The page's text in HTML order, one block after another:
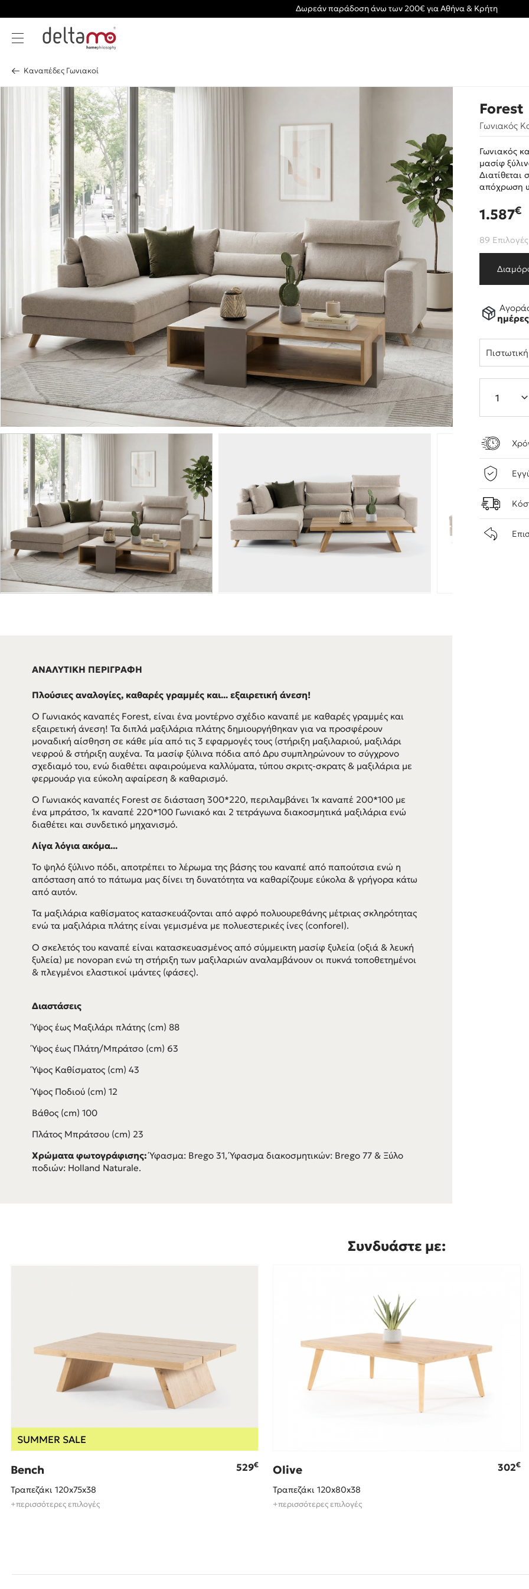
Δωρεάν παράδοση άνω των 200€ για Αθήνα & Κρήτη
Καναπέδες Γωνιακοί
ΑΝΑΛΥΤΙΚΗ ΠΕΡΙΓΡΑΦΗ
Πλούσιες αναλογίες, καθαρές γραμμές και... εξαιρετική άνεση!
Ο Γωνιακός καναπές Forest, είναι ένα μοντέρνο σχέδιο καναπέ με καθαρές γραμμές και
εξαιρετική άνεση! Τα διπλά μαξιλάρια πλάτης δημιουργήθηκαν για να προσφέρουν
μοναδική αίσθηση σε κάθε μία από τις 3 εφαρμογές τους (στήριξη μαξιλαριού, μαξιλάρι
νεφρού & στήριξη αυχένα. Τα μασίφ ξύλινα πόδια από Δρυ συμπληρώνουν το σύγχρονο
σχεδιαμό του, ενώ διαθέτει αφαιρούμενα καλλύματα, τύπου σκριτς-σκρατς & μαξιλάρια με
φερμουάρ για εύκολη αφαίρεση & καθαρισμό.
Ο Γωνιακός καναπές Forest σε διάσταση 300*220, περιλαμβάνει 1x καναπέ 200*100 με
ένα μπράτσο, 1x καναπέ 220*100 Γωνιακό και 2 τετράγωνα διακοσμητικά μαξιλάρια ενώ
διαθέτει και συνδετικό μηχανισμό.
Λίγα λόγια ακόμα...
Το ψηλό ξύλινο πόδι, αποτρέπει το λέρωμα της βάσης του καναπέ από παπούτσια ενώ η
απόσταση από το πάτωμα μας δίνει τη δυνατότητα να καθαρίζουμε εύκολα & γρήγορα κάτω
από αυτόν.
Τα μαξιλάρια καθίσματος κατασκευάζονται από αφρό πολυουρεθάνης μέτριας σκληρότητας
ενώ τα μαξιλάρια πλάτης είναι γεμισμένα με πολυεστερικές ίνες (conforel).
Ο σκελετός του καναπέ είναι κατασκευασμένος από σύμμεικτη μασίφ ξυλεία (οξιά & λευκή
ξυλεία) με novopan ενώ τη στήριξη των μαξιλαριών αναλαμβάνουν οι πυκνά τοποθετημένοι
& πλεγμένοι ελαστικοί ιμάντες (φάσες).
Διαστάσεις
Ύψος έως Μαξιλάρι πλάτης (cm) 88
Ύψος έως Πλάτη/Μπράτσο (cm) 63
Ύψος Καθίσματος (cm) 43
Ύψος Ποδιού (cm) 12
Βάθος (cm) 100
Πλάτος Μπράτσου (cm) 23
Χρώματα φωτογράφισης:Ύφασμα: Brego 31, Ύφασμα διακοσμητικών: Brego 77 & Ξύλο
ποδιών: Holland Naturale.
Forest
Γωνιακός
Γωνιακός
μασίφ
απόχρωση
1.587€
89 Επιλογές
ημέρες
Συνδυάστε με:
SUMMER SALE
Bench 529€
Τραπεζάκι 120x75x38
+περισσότερες επιλογές
Olive 302€
Τραπεζάκι 120x80x38
+περισσότερες επιλογές